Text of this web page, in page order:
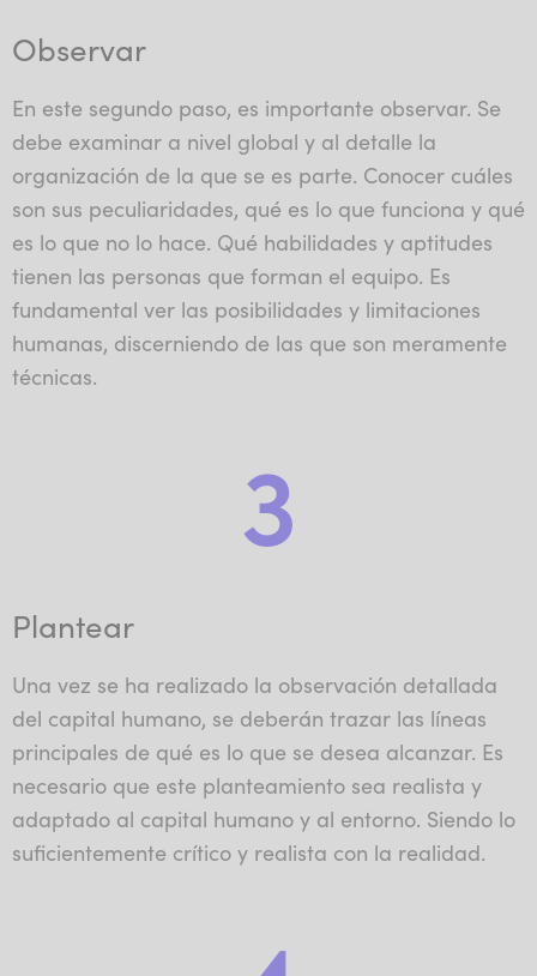
Observar
En este segundo paso, es importante observar. Se
debe examinar a nivel global y al detalle la
organización de la que se es parte. Conocer cuáles
son sus peculiaridades, qué es lo que funciona y qué
es lo que no lo hace. Qué habilidades y aptitudes
tienen las personas que forman el equipo. Es
fundamental ver las posibilidades y limitaciones
humanas, discerniendo de las que son meramente
técnicas.
3
Plantear
Una vez se ha realizado la observación detallada
del capital humano, se deberán trazar las líneas
principales de qué es lo que se desea alcanzar. Es
necesario que este planteamiento sea realista y
adaptado al capital humano y al entorno. Siendo lo
suficientemente crítico y realista con la realidad.